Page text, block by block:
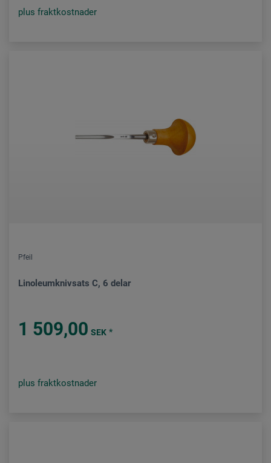
plus fraktkostnader
Pfeil
Linoleumknivsats C, 6 delar
1 509,00 SEK *
plus fraktkostnader